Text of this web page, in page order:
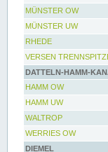
MÜNSTER OW
MÜNSTER UW
RHEDE
VERSEN
DATTELN-HAMM-
HAMM OW
HAMM UW
WALTROP
WERRIES OW
DIEMEL